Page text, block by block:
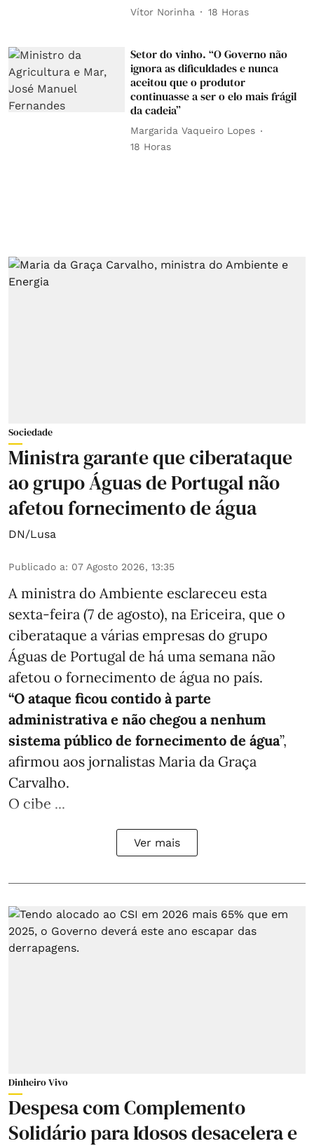
Vítor Norinha 18 Horas
Setor do vinho. “O Governo não
ignora as dificuldades e nunca
aceitou que o produtor
continuasse a ser o elo mais frágil
da cadeia”
Margarida Vaqueiro Lopes
18 Horas
Sociedade
Ministra garante que ciberataque
ao grupo Águas de Portugal não
afetou fornecimento de água
DN/Lusa
Publicado a: 07 Agosto 2026, 13:35
A ministra do Ambiente esclareceu esta
sexta-feira (7 de agosto), na Ericeira, que o
ciberataque a várias empresas do grupo
Águas de Portugal de há uma semana não
afetou o fornecimento de água no país.
“O ataque ficou contido à parte
administrativa e não chegou a nenhum
sistema público de fornecimento de água”,
afirmou aos jornalistas Maria da Graça
Carvalho.
O cibe ...
Ver mais
Dinheiro Vivo
Despesa com Complemento
Solidário para Idosos desacelera e